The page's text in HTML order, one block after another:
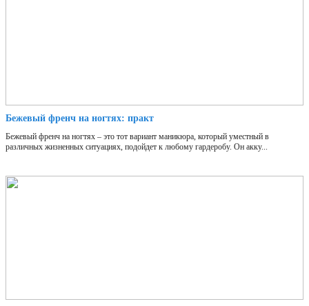
Бежевый френч на ногтях: практ
Бежевый френч на ногтях – это тот вариант маникюра, который уместный в
различных жизненных ситуациях, подойдет к любому гардеробу. Он акку...